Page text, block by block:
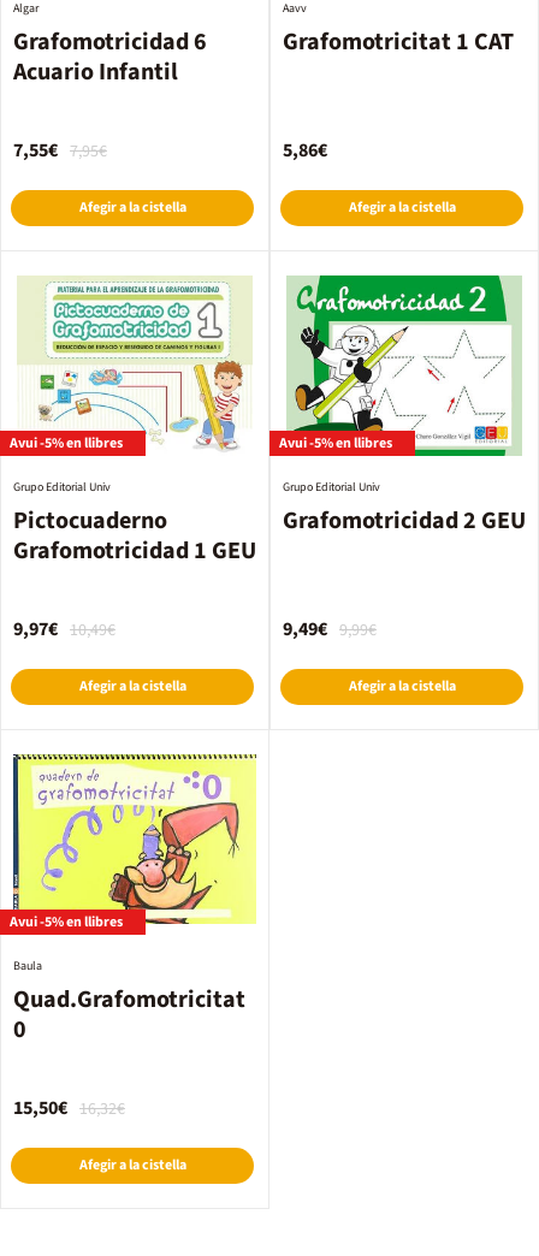
Grafomotricidad 6
Acuario Infantil
Algar
7,95€
7,55€
Afegir a la cistella
Grafomotricitat 1 CAT
Aavv
5,86€
Afegir a la cistella
Avui -5% en llibres
Pictocuaderno
Grafomotricidad 1 GEU
Grupo Editorial Univ
10,49€
9,97€
Afegir a la cistella
Avui -5% en llibres
Grafomotricidad 2 GEU
Grupo Editorial Univ
9,99€
9,49€
Afegir a la cistella
Avui -5% en llibres
Quad.Grafomotricitat
0
Baula
16,32€
15,50€
Afegir a la cistella